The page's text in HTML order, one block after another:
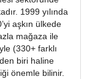
1999 yılında
aşkın ülkede
mağaza ile
(330+ farklı
biri haline
önemle bilinir.